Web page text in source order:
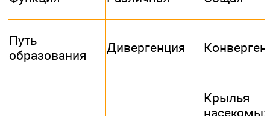
Путь
образования
Дивергенция
Крылья